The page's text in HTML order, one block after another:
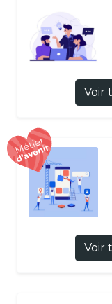
Voir
Voir